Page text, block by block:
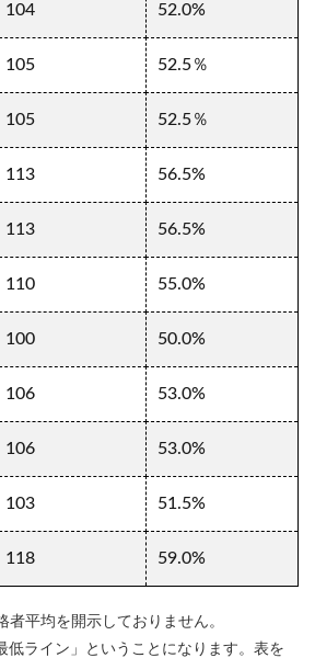
104 52.0%
105 52.5％
105 52.5％
113 56.5%
113 56.5%
110 55.0%
100 50.0%
106 53.0%
106 53.0%
103 51.5%
118 59.0%
者平均を開示しておりません。
低ライン」ということになります。表を